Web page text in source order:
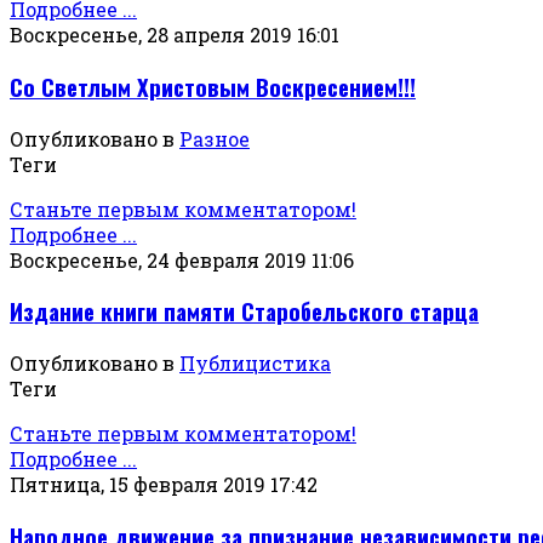
Подробнее ...
Воскресенье, 28 апреля 2019 16:01
Со Светлым Христовым Воскресением!!!
Опубликовано в Разное
Теги
Станьте первым комментатором!
Подробнее ...
Воскресенье, 24 февраля 2019 11:06
Издание книги памяти Старобельского старца
Опубликовано в Публицистика
Теги
Станьте первым комментатором!
Подробнее ...
Пятница, 15 февраля 2019 17:42
Народное движение за признание независимости